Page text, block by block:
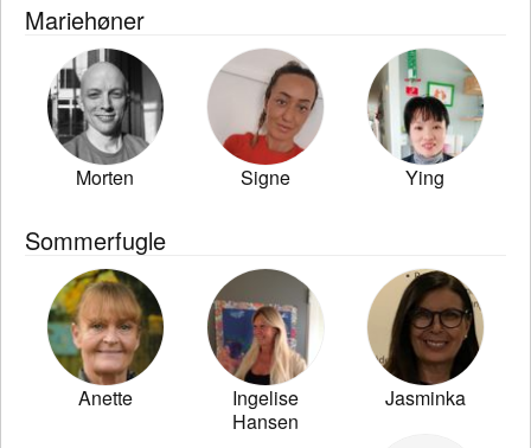
Mariehøner
Morten Signe Ying
Sommerfugle
Anette
Ingelise
Hansen
Jasminka